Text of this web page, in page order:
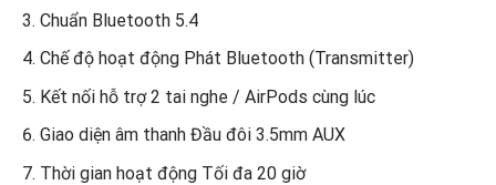
Chuẩn Bluetooth 5.4
Chế độ hoạt động Phát Bluetooth (Transmitter)
Kết nối hỗ trợ 2 tai nghe / AirPods cùng lúc
Giao diện âm thanh Đầu đôi 3.5mm AUX
Thời gian hoạt động Tối đa 20 giờ